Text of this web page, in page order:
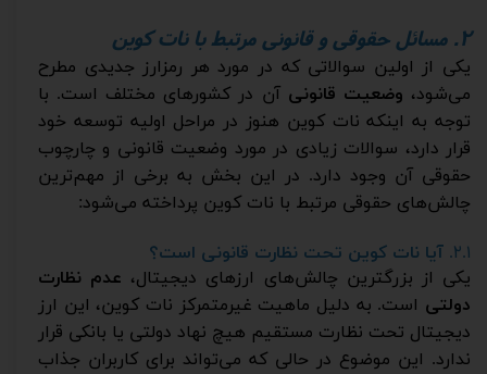
۲. مسائل حقوقی و قانونی مرتبط با نات کوین
یکی از اولین سوالاتی که در مورد هر رمزارز جدیدی مطرح
می‌شود، وضعیت قانونی آن در کشورهای مختلف است. با
توجه به اینکه نات کوین هنوز در مراحل اولیه توسعه خود
قرار دارد، سوالات زیادی در مورد وضعیت قانونی و چارچوب
حقوقی آن وجود دارد. در این بخش به برخی از مهم‌ترین
چالش‌های حقوقی مرتبط با نات کوین پرداخته می‌شود:
۲.۱. آیا نات کوین تحت نظارت قانونی است؟
یکی از بزرگترین چالش‌های ارزهای دیجیتال، عدم نظارت
دولتی است. به دلیل ماهیت غیرمتمرکز نات کوین، این ارز
دیجیتال تحت نظارت مستقیم هیچ نهاد دولتی یا بانکی قرار
ندارد. این موضوع در حالی که می‌تواند برای کاربران جذاب